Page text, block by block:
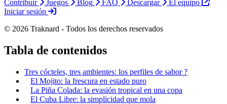
Contribuir Juegos Blog FAQ Descargar
El equipo
Iniciar sesión
© 2026 Traknard - Todos los derechos reservados
Tabla de contenidos
Tres cócteles, tres ambientes: los perfiles de sabor ?
El Mojito: la frescura en estado puro
La Piña Colada: la evasión tropical en una copa
El Cuba Libre: la simplicidad que mola